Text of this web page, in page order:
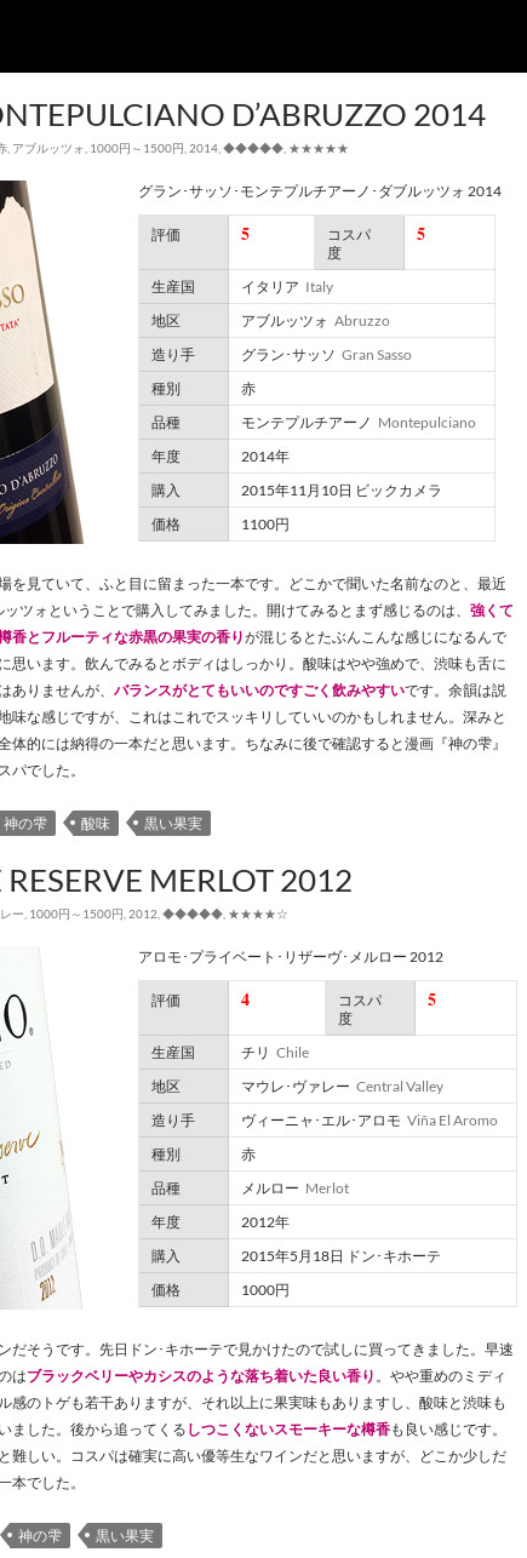
D’ABRUZZO 2014
アブルッツォ 1000円～1500円 2014 ◆◆◆◆◆ ★★★★★
グラン･サッソ･モンテプルチアーノ･ダブルッツォ 2014
評価 5
コスパ
度
5
生産国 イタリア Italy
地区
アブルッツォ Abruzzo
造り手
グラン･サッソ Gran Sasso
種別
赤
品種
モンテプルチアーノ Montepulciano
年度
2014年
購入
2015年11月10日 ビックカメラ
価格
1100円
を見ていて、ふと目に留まった一本です。どこかで聞いた名前なのと、最近
ツォということで購入してみました。開けてみるとまず感じるのは、 強くて
香とフルーティな赤黒の果実の香りが混じるとたぶんこんな感じになるんで
思います。飲んでみるとボディはしっかり。酸味はやや強めで、渋味も舌に
ありませんが、 バランスがとてもいいのですごく飲みやすいです。余韻は説
味な感じですが、これはこれでスッキリしていいのかもしれません。深みと
体的には納得の一本だと思います。ちなみに後で確認すると漫画『神の雫』
パでした。
神の雫 酸味 黒い果実
MERLOT 2012
ー 1000円～1500円 2012 ◆◆◆◆◆ ★★★★☆
アロモ･プライベート･リザーヴ･メルロー 2012
評価 4
コスパ
度
5
生産国 チリ Chile
地区
マウレ･ヴァレー Central Valley
造り手
ヴィーニャ･エル･アロモ Viña El Aromo
種別
赤
品種
メルロー Merlot
年度
2012年
購入
2015年5月18日 ドン･キホーテ
価格
1000円
だそうです。先日ドン･キホーテで見かけたので試しに買ってきました。早速
はブラックベリーやカシスのような落ち着いた良い香り 。やや重めのミディ
感のトゲも若干ありますが、それ以上に果実味もありますし、酸味と渋味も
ました。後から追ってくる しつこくないスモーキーな樽香も良い感じです。
難しい。コスパは確実に高い優等生なワインだと思いますが、どこか少しだ
本でした。
神の雫 黒い果実